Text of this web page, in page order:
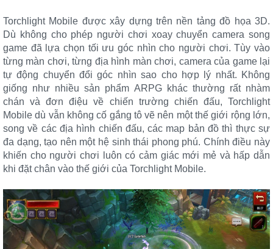
Torchlight Mobile được xây dựng trên nền tảng đồ họa 3D.
Dù không cho phép người chơi xoay chuyển camera song
game đã lựa chọn tối ưu góc nhìn cho người chơi. Tùy vào
từng màn chơi, từng địa hình màn chơi, camera của game lại
tự động chuyển đổi góc nhìn sao cho hợp lý nhất. Không
giống như nhiều sản phẩm ARPG khác thường rất nhàm
chán và đơn điệu về chiến trường chiến đấu, Torchlight
Mobile dù vẫn không cố gắng tô vẽ nên một thế giới rộng lớn,
song về các địa hình chiến đấu, các map bản đồ thì thực sự
đa dạng, tạo nên một hệ sinh thái phong phú. Chính điều này
khiến cho người chơi luôn có cảm giác mới mẻ và hấp dẫn
khi đặt chân vào thế giới của Torchlight Mobile.